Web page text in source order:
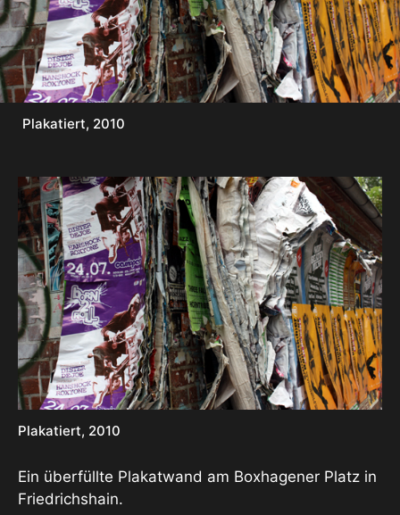
Plakatiert, 2010
Plakatiert, 2010
Ein überfüllte Plakatwand am Boxhagener Platz in
Friedrichshain.